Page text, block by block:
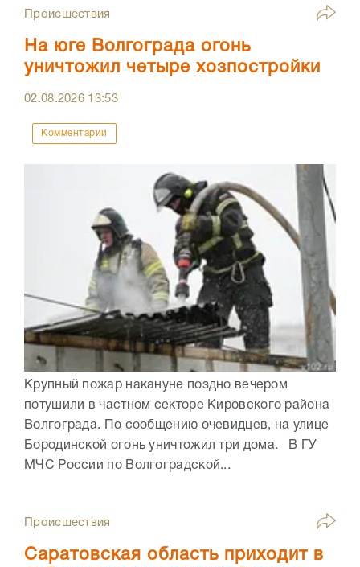
Происшествия
На юге Волгограда огонь
уничтожил четыре хозпостройки
02.08.2026 13:53
Комментарии
Крупный пожар накануне поздно вечером
потушили в частном секторе Кировского района
Волгограда. По сообщению очевидцев, на улице
Бородинской огонь уничтожил три дома. В ГУ
МЧС России по Волгоградской...
Происшествия
Саратовская область приходит в